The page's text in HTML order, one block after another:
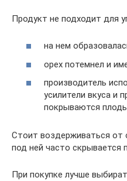
Продукт не подходит для
на нем
орех потемнел и
производитель
усилители вкуса и
покрываются
Стоит воздерживаться от
под ней часто скрывается
При покупке лучше